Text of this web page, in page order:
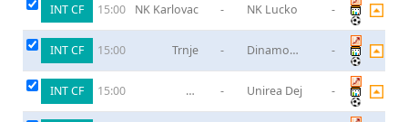
INT CF 15:00 NK Karlovac - NK Lucko -
INT CF 15:00 Trnje -
Dinamo
-
INT CF 15:00
FC
- Unirea Dej -